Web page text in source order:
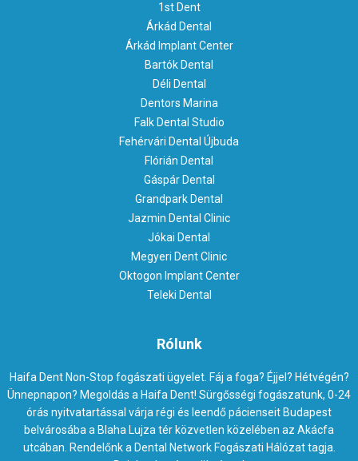
1st Dent
Árkád Dental
Árkád Implant Center
Bartók Dental
Déli Dental
Dentors Marina
Falk Dental Studio
Fehérvári Dental Újbuda
Flórián Dental
Gáspár Dental
Grandpark Dental
Jazmin Dental Clinic
Jókai Dental
Megyeri Dent Clinic
Oktogon Implant Center
Teleki Dental
Rólunk
Haifa Dent Non-Stop fogászati ügyelet. Fáj a foga? Éjjel? Hétvégén?
Ünnepnapon? Megoldás a Haifa Dent! Sürgősségi fogászatunk, 0-24
órás nyitvatartással várja régi és leendő pácienseit Budapest
belvárosába a Blaha Lujza tér közvetlen közelében az Akácfa
utcában. Rendelőnk a Dental Network Fogászati Hálózat tagja.